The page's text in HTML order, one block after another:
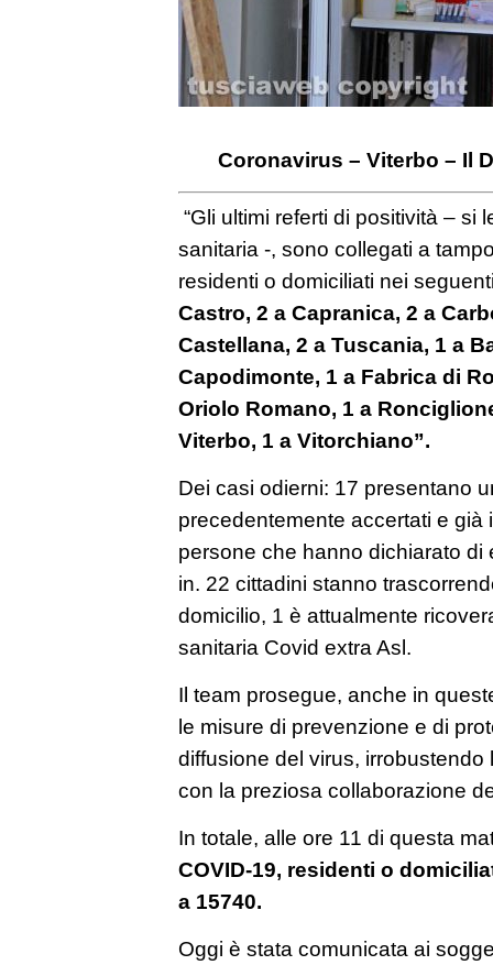
Coronavirus – Viterbo – Il
“Gli ultimi referti di positività – si
sanitaria -, sono collegati a
residenti o domiciliati nei
Castro, 2 a Capranica, 2 a
Castellana, 2 a Tuscania, 1 a
Capodimonte, 1 a Fabrica di
Oriolo Romano, 1 a
Viterbo, 1 a Vitorchiano”.
Dei casi odierni: 17 presentano
precedentemente accertati e già
persone che hanno dichiarato
in. 22 cittadini stanno
domicilio, 1 è attualmente
sanitaria Covid extra Asl.
Il team prosegue, anche in
le misure di prevenzione e di
diffusione del virus,
con la preziosa collaborazione
In totale, alle ore 11 di questa
COVID-19, residenti o
a 15740.
Oggi è stata comunicata ai